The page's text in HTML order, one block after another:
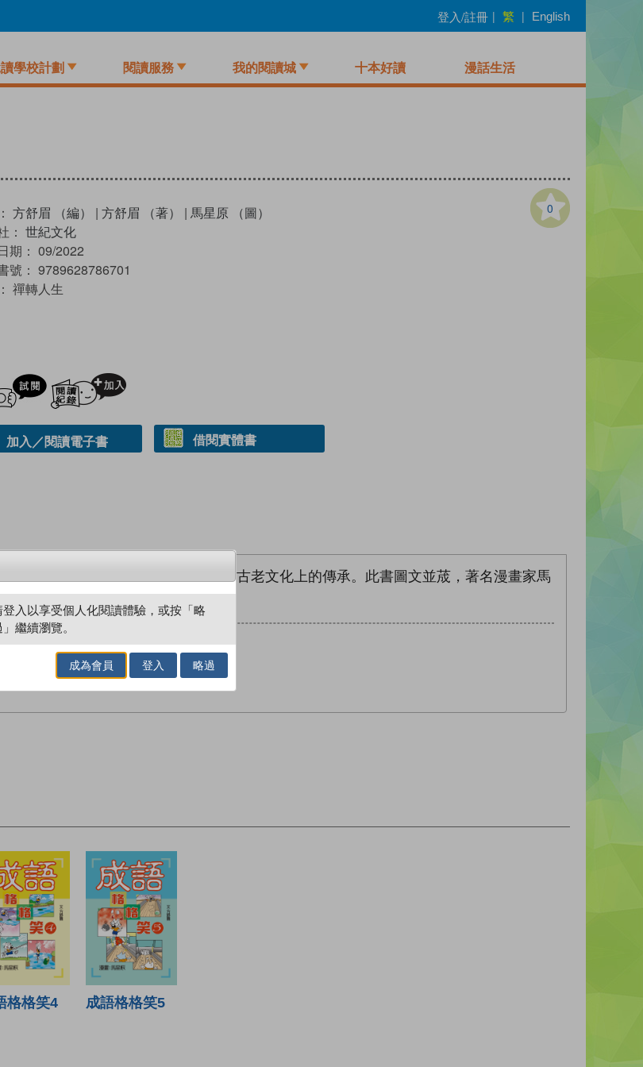
登入/註冊 | 繁 | English
學校計劃 閱讀服務 我的閱讀城 十本好讀 漫話生活
0
方舒眉 （編） | 方舒眉 （著） | 馬星原 （圖）
： 世紀文化
期： 09/2022
號： 9789628786701
禪轉人生
試閲
加入／閱讀電子書 借閱實體書
種充滿智慧的生活方式，作為我國古老文化上的傳承。此書圖文並荿，著名漫畫家馬
書在手， 細味紅塵，誠一樂事也!
格格笑4 成語格格笑5
登入以享受個人化閱讀體驗，或按「略
」繼續瀏覽。
成為會員 登入 略過